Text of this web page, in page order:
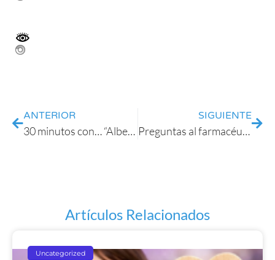
ANTERIOR
30 minutos con… “Alberto Rábano,director del banco de tejidos del Instituto Carlos III: A propósito de la donación de cerebro
SIGUIENTE
Preguntas al farmacéutico: Su familiar lleva una sonda vesical. Cómo cuidarla?.
Artículos Relacionados
Uncategorized